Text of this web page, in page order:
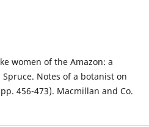
women of the Amazon: a
Notes of a botanist on
456-473). Macmillan and Co.